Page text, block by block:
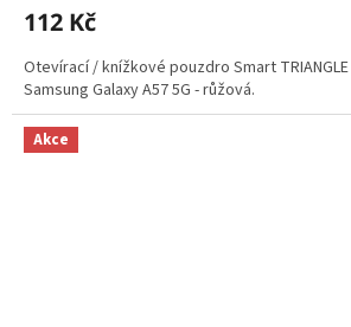
112 Kč
Otevírací / knížkové pouzdro Smart
Samsung Galaxy A57 5G - růžová.
Akce